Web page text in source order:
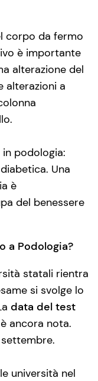
corpo da fermo
è importante
alterazione del
alterazioni a
podologia:
Una
è
del benessere
a Podologia?
statali rientra
si svolge lo
data del test
ancora nota.
università nel